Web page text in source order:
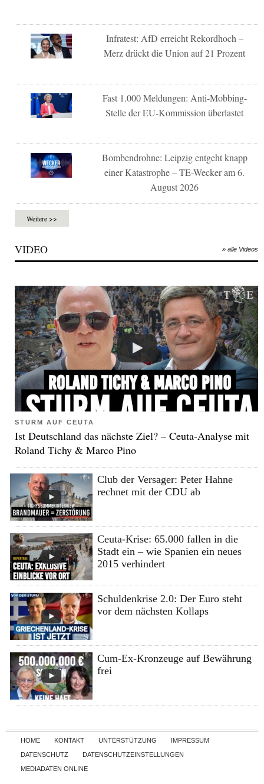
Infratest: AfD erreicht Rekordhoch –
Merz drückt die Union auf 21 Prozent
Fast 1.000 Meldungen: Anti-Mobbing-
Stelle der EU-Kommission überlastet
Bombendrohne: Leipzig entgeht knapp
einer Katastrophe – TE-Wecker am 6.
August 2026
Weitere >>
VIDEO » alle Videos
STURM AUF CEUTA
Ist Deutschland das nächste Ziel? – Ceuta-Analyse mit
Roland Tichy & Marco Pino
Club der Versager: Peter Hahne
rechnet mit der CDU ab
Ceuta-Krise: 65.000 fallen in die
Stadt ein – wie Spanien ein neues
2015 verhindert
Schuldenkrise 2.0: Der Euro steht
vor dem nächsten Kollaps
Cum-Ex-Kronzeuge auf Bewährung
frei
Skip to content
HOME KONTAKT UNTERSTÜTZUNG
IMPRESSUM
DATENSCHUTZ
DATENSCHUTZEINSTELLUNGEN
MEDIADATEN ONLINE